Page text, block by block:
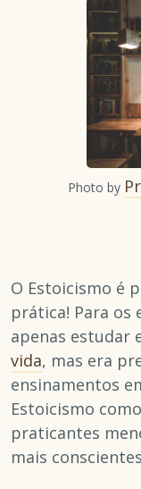
Photo by
O Estoicismo é
prática! Para os
apenas estudar
vida, mas era
ensinamentos
Estoicismo
praticantes
mais